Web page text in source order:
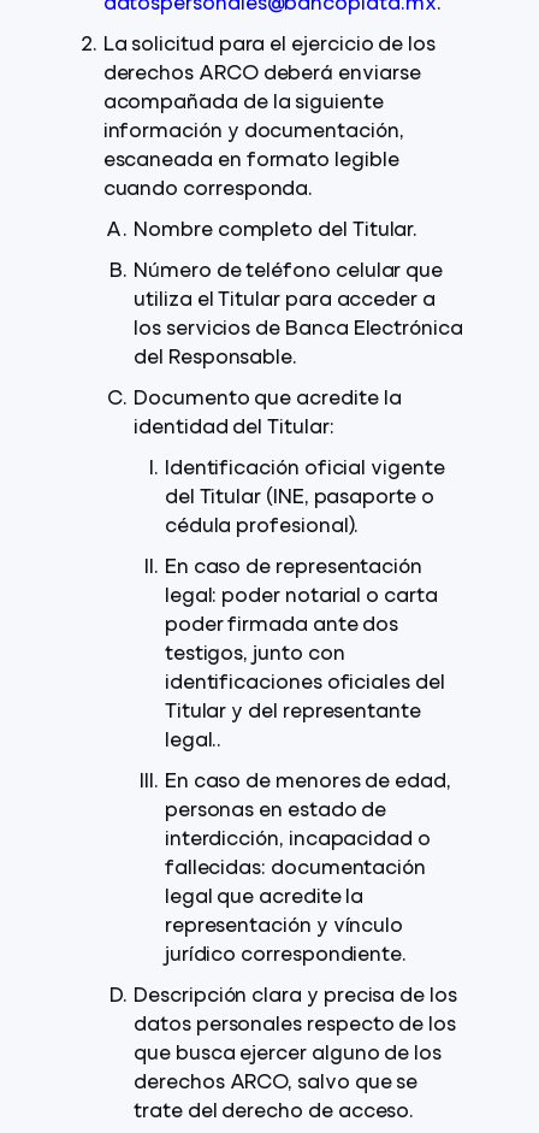
datospersonales@bancoplata.mx.
La solicitud para el ejercicio de los
derechos ARCO deberá enviarse
acompañada de la siguiente
información y documentación,
escaneada en formato legible
cuando corresponda.
Nombre completo del Titular.
Número de teléfono celular que
utiliza el Titular para acceder a
los servicios de Banca Electrónica
del Responsable.
Documento que acredite la
identidad del Titular:
Identificación oficial vigente
del Titular (INE, pasaporte o
cédula profesional).
En caso de representación
legal: poder notarial o carta
poder firmada ante dos
testigos, junto con
identificaciones oficiales del
Titular y del representante
legal..
En caso de menores de edad,
personas en estado de
interdicción, incapacidad o
fallecidas: documentación
legal que acredite la
representación y vínculo
jurídico correspondiente.
Descripción clara y precisa de los
datos personales respecto de los
que busca ejercer alguno de los
derechos ARCO, salvo que se
trate del derecho de acceso.